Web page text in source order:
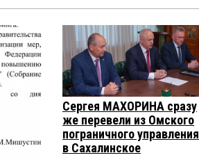
Сергея МАХОРИНА сразу
же перевели из Омского
пограничного управления
в Сахалинское